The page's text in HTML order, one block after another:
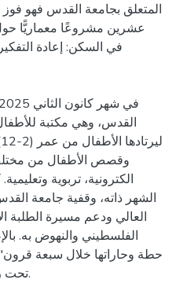
المتعلق بجامعة القدس فهو
عشرين مشروعًا معماريًّا
في السكن: إعادة
القدس، وهي مكتبة
وقصص الأطفال من مختلف
الكترونية، تربوية
الشهر ذاته، وقفية جامعة
العالي ودعم مسيرة الطلبة
الفلسطيني والنهوض به.
حطة وحاراتها خلال سبعة
تحت